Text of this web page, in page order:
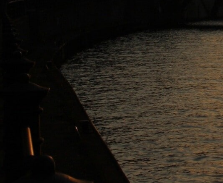
GERMANOMICS
HÖRSAAL